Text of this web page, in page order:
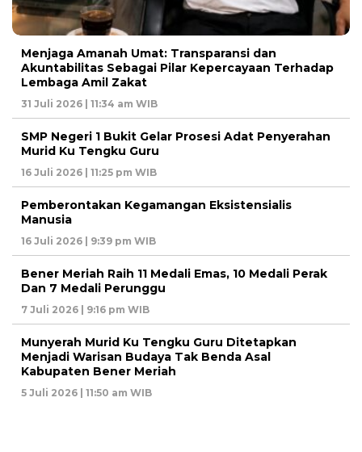
Menjaga Amanah Umat: Transparansi dan
Akuntabilitas Sebagai Pilar Kepercayaan Terhadap
Lembaga Amil Zakat
31 Juli 2026 | 11:34 am WIB
SMP Negeri 1 Bukit Gelar Prosesi Adat Penyerahan
Murid Ku Tengku Guru
16 Juli 2026 | 11:25 pm WIB
Pemberontakan Kegamangan Eksistensialis
Manusia
16 Juli 2026 | 9:39 pm WIB
Bener Meriah Raih 11 Medali Emas, 10 Medali Perak
Dan 7 Medali Perunggu
7 Juli 2026 | 9:16 pm WIB
Munyerah Murid Ku Tengku Guru Ditetapkan
Menjadi Warisan Budaya Tak Benda Asal
Kabupaten Bener Meriah
5 Juli 2026 | 11:50 am WIB